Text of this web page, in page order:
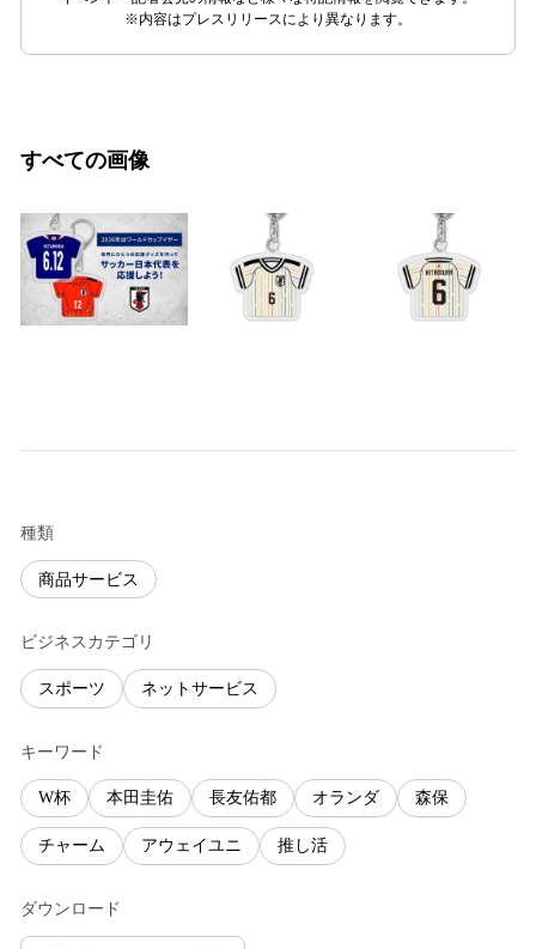
※内容はプレスリリースにより異なります。
すべての画像
種類
商品サービス
ビジネスカテゴリ
スポーツ ネットサービス
キーワード
W杯 本田圭佑 長友佑都 オランダ 森保
チャーム アウェイユニ 推し活
ダウンロード